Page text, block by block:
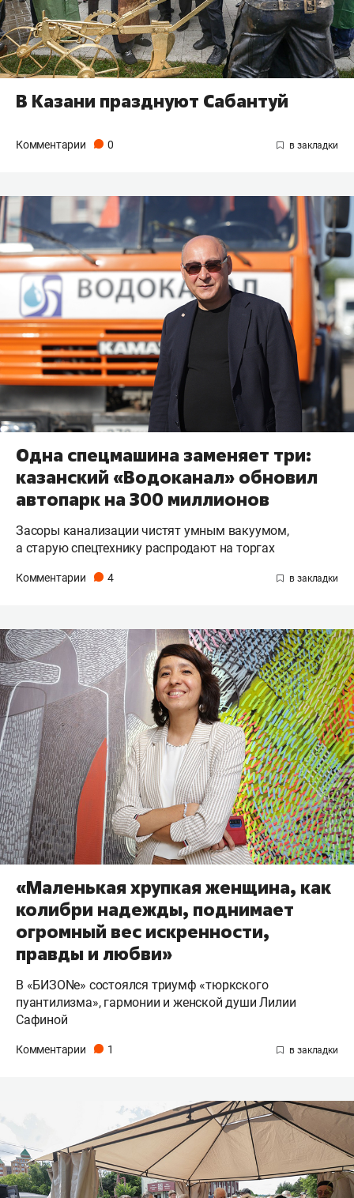
В Казани празднуют Сабантуй
Комментарии 0
Одна спецмашина заменяет три:
казанский «Водоканал» обновил
автопарк на 300 миллионов
Засоры канализации чистят умным вакуумом,
а старую спецтехнику распродают на торгах
Комментарии 4
«Маленькая хрупкая женщина, как
колибри надежды, поднимает
огромный вес искренности,
правды и любви»
В «БИЗОNе» состоялся триумф «тюркского
пуантилизма», гармонии и женской души Лилии
Сафиной
Комментарии 1